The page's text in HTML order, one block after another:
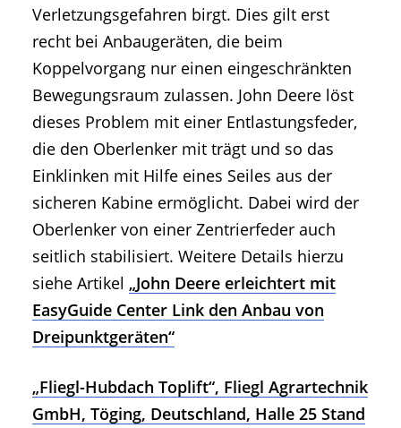
Verletzungsgefahren birgt. Dies gilt erst
recht bei Anbaugeräten, die beim
Koppelvorgang nur einen eingeschränkten
Bewegungsraum zulassen. John Deere löst
dieses Problem mit einer Entlastungsfeder,
die den Oberlenker mit trägt und so das
Einklinken mit Hilfe eines Seiles aus der
sicheren Kabine ermöglicht. Dabei wird der
Oberlenker von einer Zentrierfeder auch
seitlich stabilisiert. Weitere Details hierzu
siehe Artikel „John Deere erleichtert mit
EasyGuide Center Link den Anbau von
Dreipunktgeräten“
„Fliegl-Hubdach Toplift“, Fliegl Agrartechnik
GmbH, Töging, Deutschland, Halle 25 Stand